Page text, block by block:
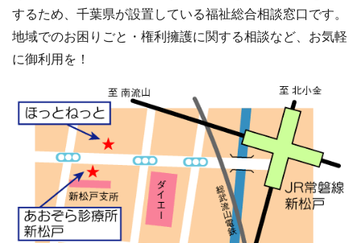
するため、千葉県が設置している福祉総合相談窓口です。
地域でのお困りごと・権利擁護に関する相談など、お気軽
に御利用を！